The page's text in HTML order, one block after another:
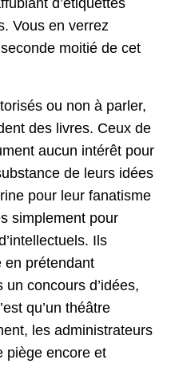
d’étiquettes
Vous en verrez
moitié de cet
ou non à parler,
des livres. Ceux de
aucun intérêt pour
de leurs idées
pour leur fanatisme
simplement pour
Ils
en prétendant
un concours d’idées,
qu’un théâtre
les administrateurs
piège encore et